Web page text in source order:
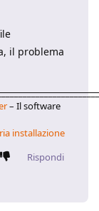
il problema
– Il software
installazione
Rispondi